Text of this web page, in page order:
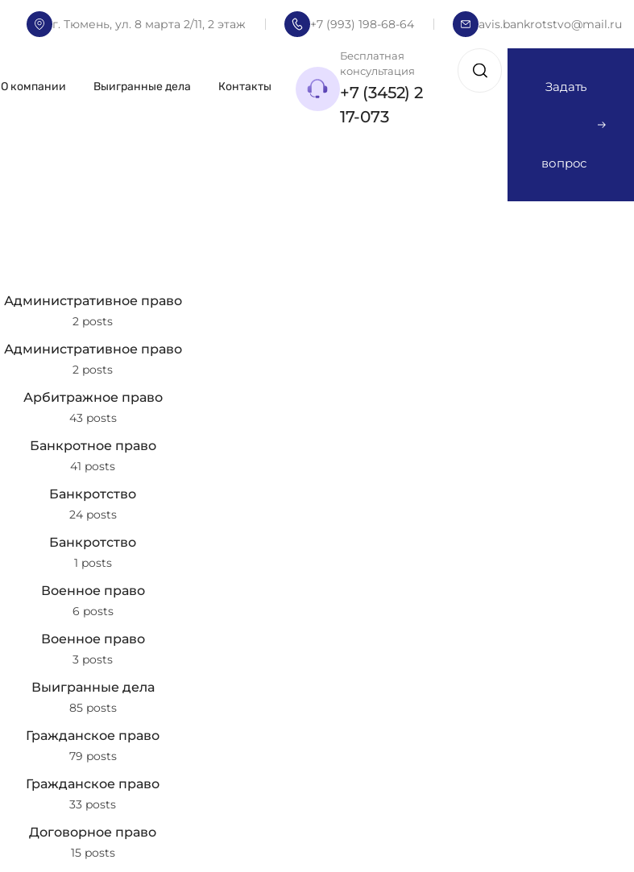
г. Тюмень, ул. 8 марта 2/11, 2 этаж +7 (993) 198-68-64 avis.bankrotstvo@mail.ru
О компании Выигранные дела Контакты
Бесплатная
консультация
+7 (3452) 2
17-073
Задать
вопрос
Административное право
2 posts
Административное право
2 posts
Арбитражное право
43 posts
Банкротное право
41 posts
Банкротство
24 posts
Банкротство
1 posts
Военное право
6 posts
Военное право
3 posts
Выигранные дела
85 posts
Гражданское право
79 posts
Гражданское право
33 posts
Договорное право
15 posts